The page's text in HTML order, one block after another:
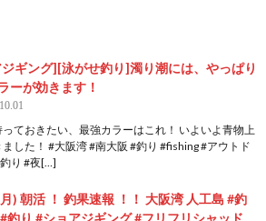
ギング][泳がせ釣り]濁り潮には、やっぱり
ーが効きます！
ておきたい、最強カラーはこれ！ いよいよ青物上
した！ #大阪湾 #南大阪 #釣り #fishing #アウトド
り #夜[…]
) 朝活 ！ 釣果速報 ！！ 大阪湾 人工島 #釣